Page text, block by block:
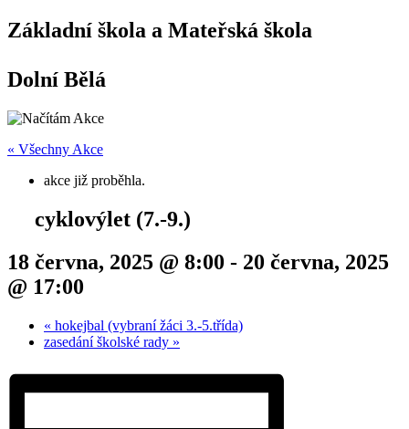
Základní škola a Mateřská škola
Dolní Bělá
« Všechny Akce
akce již proběhla.
cyklovýlet (7.-9.)
18 června, 2025 @ 8:00 - 20 června, 2025
@ 17:00
« hokejbal (vybraní žáci 3.-5.třída)
zasedání školské rady »